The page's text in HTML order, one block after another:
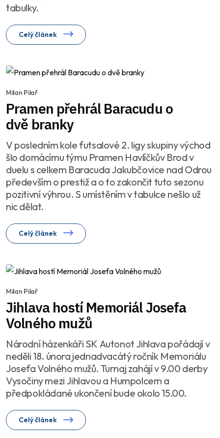
tabulky.
Celý článek
Milan Pilař
Pramen přehrál Baracudu o
dvě branky
V posledním kole futsalové 2. ligy skupiny východ
šlo domácímu týmu Pramen Havlíčkův Brod v
duelu s celkem Baracuda Jakubčovice nad Odrou
především o prestiž a o to zakončit tuto sezonu
pozitivní výhrou. S umístěním v tabulce nešlo už
nic dělat.
Celý článek
Milan Pilař
Jihlava hostí Memoriál Josefa
Volného mužů
Národní házenkáři SK Autonot Jihlava pořádají v
neděli 18. února jednadvacátý ročník Memoriálu
Josefa Volného mužů. Turnaj zahájí v 9.00 derby
Vysočiny mezi Jihlavou a Humpolcem a
předpokládané ukončení bude okolo 15.00.
Celý článek